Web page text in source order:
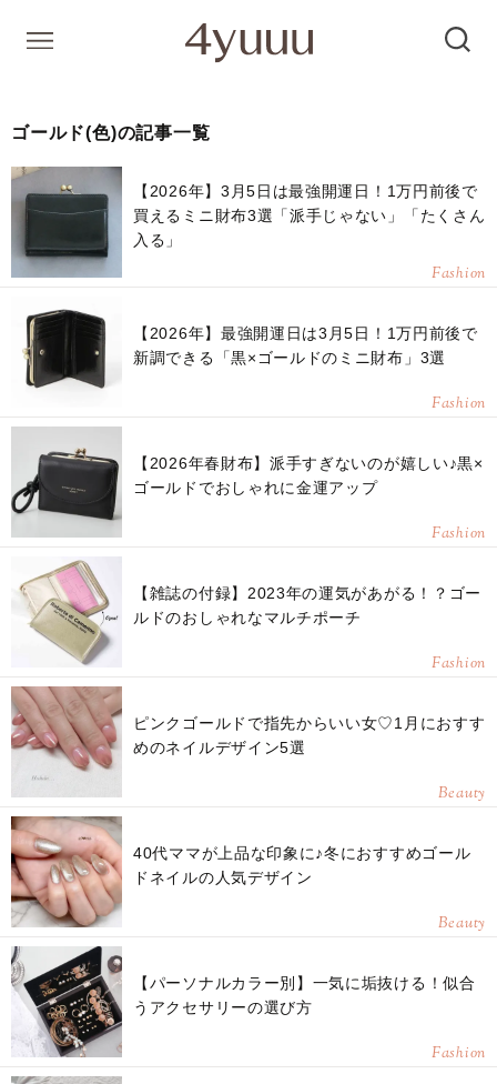
ゴールド(色)の記事一覧
【2026年】3月5日は最強開運日！1万円前後で
買えるミニ財布3選「派手じゃない」「たくさん
入る」
Fashion
【2026年】最強開運日は3月5日！1万円前後で
新調できる「黒×ゴールドのミニ財布」3選
Fashion
【2026年春財布】派手すぎないのが嬉しい♪黒×
ゴールドでおしゃれに金運アップ
Fashion
【雑誌の付録】2023年の運気があがる！？ゴー
ルドのおしゃれなマルチポーチ
Fashion
ピンクゴールドで指先からいい女♡1月におすす
めのネイルデザイン5選
Beauty
40代ママが上品な印象に♪冬におすすめゴール
ドネイルの人気デザイン
Beauty
【パーソナルカラー別】一気に垢抜ける！似合
うアクセサリーの選び方
Fashion